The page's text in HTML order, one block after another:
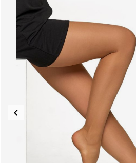
Poprzedni
keyboard_arrow_left